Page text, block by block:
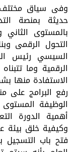
وفى سياق مختلف
حديثة بمنصة
بالمستوى
التحول الرقمى
السيسي رئيس
الرقمية وما
الاستفادة منها
رفع البرامج على
الوظيفة
أهمية الدورة
وكيفية خلق بيئة
فتح باب التسجيل